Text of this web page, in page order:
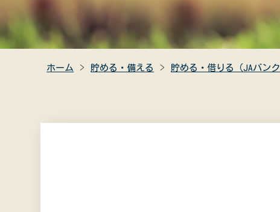
ホーム 貯める・備える 貯める・借りる（JAバンク